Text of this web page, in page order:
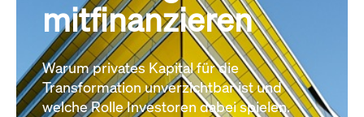
mitfinanzieren
Warum privates Kapital für die
Transformation unverzichtbar ist und
welche Rolle Investoren dabei spielen.